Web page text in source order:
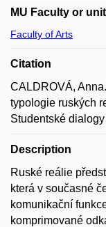
MU Faculty or unit
Faculty of Arts
Citation
CALDROVÁ,
typologie ruských
Studentské
Description
Ruské reálie
která v současné
komunikační
komprimované